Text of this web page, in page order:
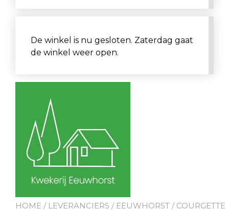
De winkel is nu gesloten. Zaterdag gaat
de winkel weer open.
HOME / LEVERANCIERS / EEUWHORST / COURGETTE